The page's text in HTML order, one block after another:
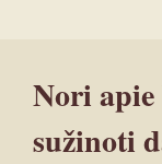
Nori
sužinoti